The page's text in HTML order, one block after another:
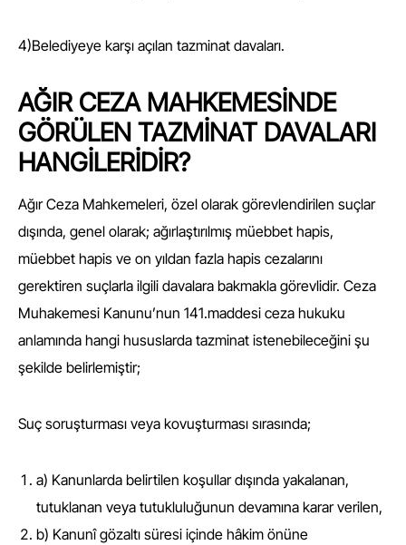
4)Belediyeye karşı açılan tazminat davaları.
AĞIR CEZA MAHKEMESİNDE
GÖRÜLEN TAZMİNAT DAVALARI
HANGİLERİDİR?
Ağır Ceza Mahkemeleri, özel olarak görevlendirilen suçlar
dışında, genel olarak; ağırlaştırılmış müebbet hapis,
müebbet hapis ve on yıldan fazla hapis cezalarını
gerektiren suçlarla ilgili davalara bakmakla görevlidir. Ceza
Muhakemesi Kanunu’nun 141.maddesi ceza hukuku
anlamında hangi hususlarda tazminat istenebileceğini şu
şekilde belirlemiştir;
Suç soruşturması veya kovuşturması sırasında;
a) Kanunlarda belirtilen koşullar dışında yakalanan,
tutuklanan veya tutukluluğunun devamına karar verilen,
b) Kanunî gözaltı süresi içinde hâkim önüne